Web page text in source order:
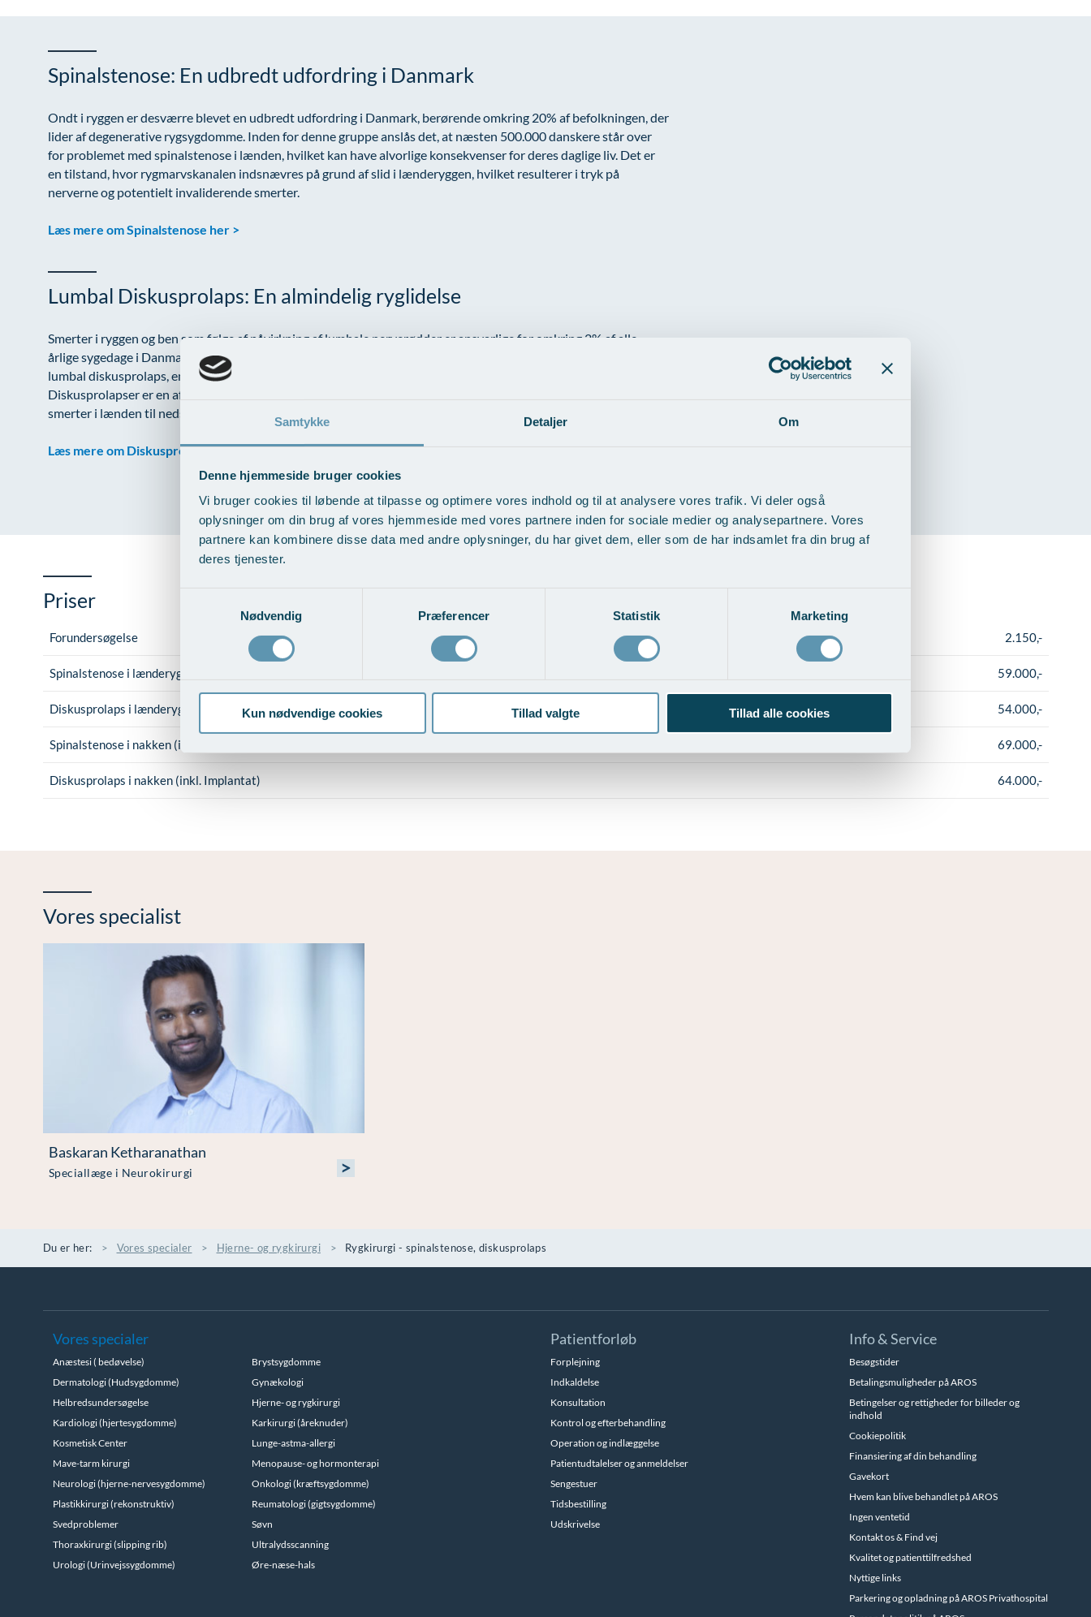
Samtykke Detaljer Om
Denne hjemmeside bruger cookies
Vi bruger cookies til løbende at tilpasse og optimere vores indhold og til at analysere vores trafik. Vi deler også
oplysninger om din brug af vores hjemmeside med vores partnere inden for sociale medier og analysepartnere. Vores
partnere kan kombinere disse data med andre oplysninger, du har givet dem, eller som de har indsamlet fra din brug af
deres tjenester.
Nødvendig
Præferencer Statistik Marketing
Kun nødvendige cookies Tillad valgte Tillad alle cookies
Spinalstenose: En udbredt udfordring i Danmark
Ondt i ryggen er desværre blevet en udbredt udfordring i Danmark, berørende omkring 20% af befolkningen, der
lider af degenerative rygsygdomme. Inden for denne gruppe anslås det, at næsten 500.000 danskere står over
for problemet med spinalstenose i lænden, hvilket kan have alvorlige konsekvenser for deres daglige liv. Det er
en tilstand, hvor rygmarvskanalen indsnævres på grund af slid i lænderyggen, hvilket resulterer i tryk på
nerverne og potentielt invaliderende smerter.
Læs mere om Spinalstenose her >
Lumbal Diskusprolaps: En almindelig ryglidelse
Smerter i ryggen og ben som følge af påvirkning af lumbale nerverødder er ansvarlige for omkring 2% af alle
årlige sygedage i Danmark. Blandt yngre og midaldrende mennesker skyldes omkring 90% af tilfældene en
lumbal diskusprolaps, en tilstand, hvor væv fra en bristet båndskive presses ud og påvirker nerverne.
Diskusprolapser er en af de mest almindelige rygsygdomme i Danmark, og symptomerne spænder fra lokale
smerter i lænden til nedsat følesans, lammelser og ændringer i reflekser i benene.
Læs mere om Diskusprolaps her >
Priser
Forundersøgelse 2.150,-
Spinalstenose i lænderyggen 59.000,-
Diskusprolaps i lænderyggen 54.000,-
Spinalstenose i nakken (inkl. Implantat) 69.000,-
Diskusprolaps i nakken (inkl. Implantat) 64.000,-
Vores specialist
Baskaran Ketharanathan
Speciallæge i Neurokirurgi >
Du er her: Vores specialer Hjerne- og rygkirurgi Rygkirurgi - spinalstenose, diskusprolaps
Vores specialer
Anæstesi ( bedøvelse)
Brystsygdomme
Dermatologi (Hudsygdomme)
Gynækologi
Helbredsundersøgelse
Hjerne- og rygkirurgi
Kardiologi (hjertesygdomme)
Karkirurgi (åreknuder)
Kosmetisk Center
Lunge-astma-allergi
Mave-tarm kirurgi
Menopause- og hormonterapi
Neurologi (hjerne-nervesygdomme)
Onkologi (kræftsygdomme)
Plastikkirurgi (rekonstruktiv)
Reumatologi (gigtsygdomme)
Svedproblemer
Søvn
Thoraxkirurgi (slipping rib)
Ultralydsscanning
Urologi (Urinvejssygdomme)
Øre-næse-hals
Patientforløb
Forplejning
Indkaldelse
Konsultation
Kontrol og efterbehandling
Operation og indlæggelse
Patientudtalelser og anmeldelser
Sengestuer
Tidsbestilling
Udskrivelse
Info & Service
Besøgstider
Betalingsmuligheder på AROS
Betingelser og rettigheder for billeder og
indhold
Cookiepolitik
Finansiering af din behandling
Gavekort
Hvem kan blive behandlet på AROS
Ingen ventetid
Kontakt os & Find vej
Kvalitet og patienttilfredshed
Nyttige links
Parkering og opladning på AROS Privathospital